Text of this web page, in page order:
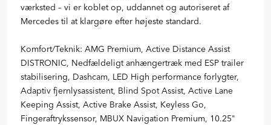
værksted – vi er koblet op, uddannet og autoriseret af
Mercedes til at klargøre efter højeste standard.
Komfort/Teknik: AMG Premium, Active Distance Assist
DISTRONIC, Nedfældeligt anhængertræk med ESP trailer
stabilisering, Dashcam, LED High performance forlygter,
Adaptiv fjernlysassistent, Blind Spot Assist, Active Lane
Keeping Assist, Active Brake Assist, Keyless Go,
Fingeraftrykssensor, MBUX Navigation Premium, 10.25"